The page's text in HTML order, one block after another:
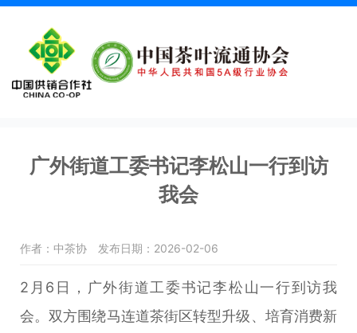
广外街道工委书记李松山一行到访
我会
作者：中茶协 发布日期：2026-02-06
2月6日，广外街道工委书记李松山一行到访我
会。双方围绕马连道茶街区转型升级、培育消费新